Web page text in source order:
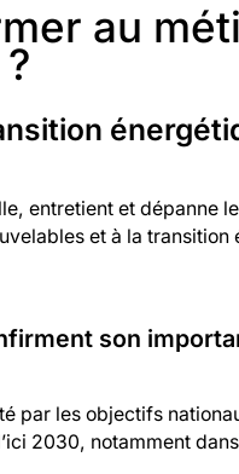
au
entretient et dépanne
et à la
son
par les objectifs
2030, notamment